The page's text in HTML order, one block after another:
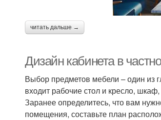
читать дальше →
Дизайн кабинета в
Выбор предметов мебели – один из
входит рабочие стол и кресло,
Заранее определитесь, что вам
помещения, составьте план